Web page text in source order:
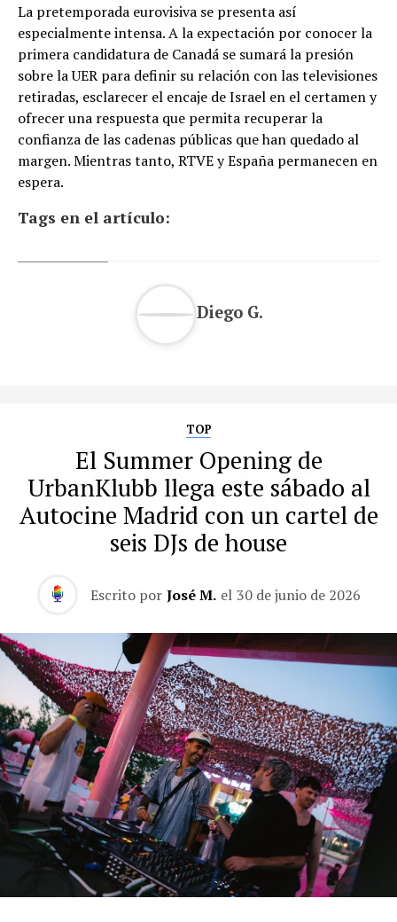
La pretemporada eurovisiva se presenta así
especialmente intensa. A la expectación por conocer la
primera candidatura de Canadá se sumará la presión
sobre la UER para definir su relación con las televisiones
retiradas, esclarecer el encaje de Israel en el certamen y
ofrecer una respuesta que permita recuperar la
confianza de las cadenas públicas que han quedado al
margen. Mientras tanto, RTVE y España permanecen en
espera.
Tags en el artículo:
Diego G.
TOP
El Summer Opening de
UrbanKlubb llega este sábado al
Autocine Madrid con un cartel de
seis DJs de house
Escrito por José M. el 30 de junio de 2026